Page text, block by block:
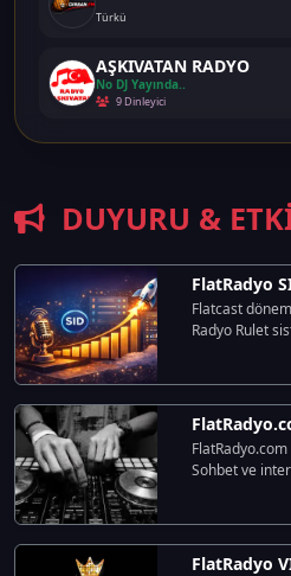
Türkü
AŞKIVATAN RADYO
No DJ Yayında..
9 Dinleyici
DUYURU &
Flatcast
Radyo Rulet
Sohbet ve